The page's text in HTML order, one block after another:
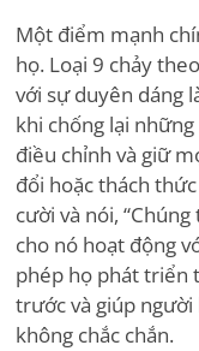
Một điểm mạnh
họ. Loại 9 chảy
với sự duyên dáng
khi chống lại
điều chỉnh và giữ
đổi hoặc thách
cười và nói, “Chúng
cho nó hoạt động
phép họ phát triển
trước và giúp
không chắc chắn.